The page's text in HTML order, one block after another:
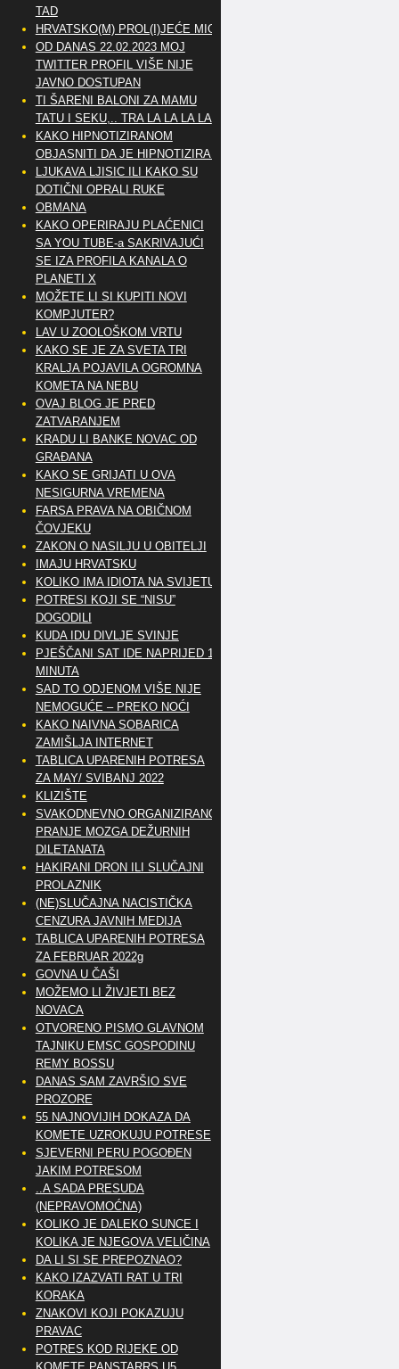
TAD
HRVATSKO(M) PROL(I)JEĆE MIG
OD DANAS 22.02.2023 MOJ
TWITTER PROFIL VIŠE NIJE
JAVNO DOSTUPAN
TI ŠARENI BALONI ZA MAMU
TATU I SEKU,.. TRA LA LA LA LA
KAKO HIPNOTIZIRANOM
OBJASNITI DA JE HIPNOTIZIRAN
LJUKAVA LJISIC ILI KAKO SU
DOTIČNI OPRALI RUKE
OBMANA
KAKO OPERIRAJU PLAĆENICI
SA YOU TUBE-a SAKRIVAJUĆI
SE IZA PROFILA KANALA O
PLANETI X
MOŽETE LI SI KUPITI NOVI
KOMPJUTER?
LAV U ZOOLOŠKOM VRTU
KAKO SE JE ZA SVETA TRI
KRALJA POJAVILA OGROMNA
KOMETA NA NEBU
OVAJ BLOG JE PRED
ZATVARANJEM
KRADU LI BANKE NOVAC OD
GRAĐANA
KAKO SE GRIJATI U OVA
NESIGURNA VREMENA
FARSA PRAVA NA OBIČNOM
ČOVJEKU
ZAKON O NASILJU U OBITELJI
IMAJU HRVATSKU
KOLIKO IMA IDIOTA NA SVIJETU?
POTRESI KOJI SE “NISU”
DOGODILI
KUDA IDU DIVLJE SVINJE
PJEŠČANI SAT IDE NAPRIJED 10
MINUTA
SAD TO ODJENOM VIŠE NIJE
NEMOGUĆE – PREKO NOĆI
KAKO NAIVNA SOBARICA
ZAMIŠLJA INTERNET
TABLICA UPARENIH POTRESA
ZA MAY/ SVIBANJ 2022
KLIZIŠTE
SVAKODNEVNO ORGANIZIRANO
PRANJE MOZGA DEŽURNIH
DILETANATA
HAKIRANI DRON ILI SLUČAJNI
PROLAZNIK
(NE)SLUČAJNA NACISTIČKA
CENZURA JAVNIH MEDIJA
TABLICA UPARENIH POTRESA
ZA FEBRUAR 2022g
GOVNA U ČAŠI
MOŽEMO LI ŽIVJETI BEZ
NOVACA
OTVORENO PISMO GLAVNOM
TAJNIKU EMSC GOSPODINU
REMY BOSSU
DANAS SAM ZAVRŠIO SVE
PROZORE
55 NAJNOVIJIH DOKAZA DA
KOMETE UZROKUJU POTRESE
SJEVERNI PERU POGOĐEN
JAKIM POTRESOM
..A SADA PRESUDA
(NEPRAVOMOĆNA)
KOLIKO JE DALEKO SUNCE I
KOLIKA JE NJEGOVA VELIČINA
DA LI SI SE PREPOZNAO?
KAKO IZAZVATI RAT U TRI
KORAKA
ZNAKOVI KOJI POKAZUJU
PRAVAC
POTRES KOD RIJEKE OD